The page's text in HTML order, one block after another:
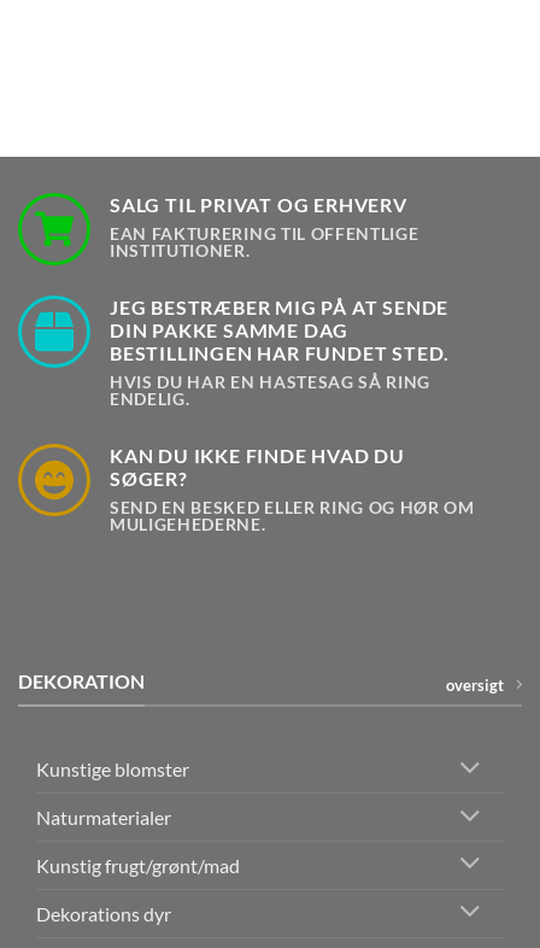
SALG TIL PRIVAT OG ERHVERV
EAN FAKTURERING TIL OFFENTLIGE
INSTITUTIONER.
JEG BESTRÆBER MIG PÅ AT SENDE
DIN PAKKE SAMME DAG
BESTILLINGEN HAR FUNDET STED.
HVIS DU HAR EN HASTESAG SÅ RING
ENDELIG.
KAN DU IKKE FINDE HVAD DU
SØGER?
SEND EN BESKED ELLER RING OG HØR OM
MULIGEHEDERNE.
DEKORATION oversigt
Kunstige blomster
Naturmaterialer
Kunstig frugt/grønt/mad
Dekorations dyr